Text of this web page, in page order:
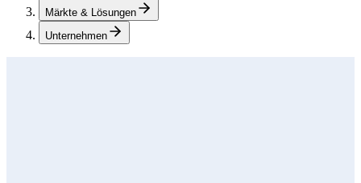
Märkte & Lösungen
Unternehmen